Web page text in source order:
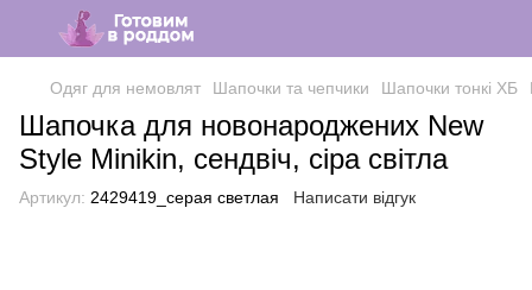
Одяг для немовлят Шапочки та чепчики Шапочки тонкі ХБ
Шапочка для новонароджених New
Style Minikin, сендвіч, сіра світла
Артикул: 2429419_серая светлая Написати відгук